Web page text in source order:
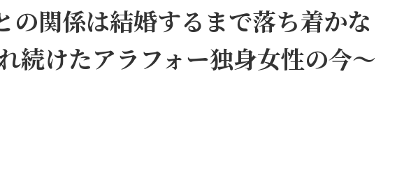
の関係は結婚するまで落ち着かな
続けたアラフォー独身女性の今～